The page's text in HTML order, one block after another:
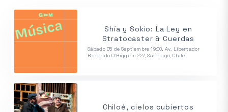
Shía y Sokio: La Ley en
Stratocaster & Cuerdas
Sábado 05 de Septiembre 19:00, Av. Libertador
Bernardo O'Higgins 227, Santiago, Chile
Chiloé, cielos cubiertos